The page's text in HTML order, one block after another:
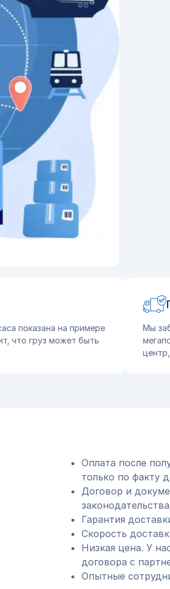
показана на примере
что груз может быть
Мы
Оплата после
только по факту
Договор и
Гарантия
Скорость
Низкая цена. У
договора с
Опытные